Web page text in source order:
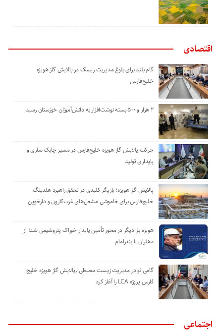
اقتصادی
گام بلند برای بلوغ مدیریت ریسک در پالایش گاز هویزه
خلیج‌فارس
۲ هزار و ۵۰۰ بسته نوشت‌افزار به دانش‌آموزان خوزستان رسید
حرکت پالایش گاز هویزه خلیج‌فارس در مسیر چابک سازی و
پایداری تولید
پالایش گاز هویزه؛ بازیگر کلیدی در تحقق راهبرد هلدینگ
خلیج‌فارس برای خاموشی مشعل‌های غرب‌کارون و دارخوین
هویزه بار دیگر در محور تأمین پایدار خوراک پتروشیمی شد؛ از
دهلران تا بندرامام
گامی نو در مدیریت زیست ‌محیطی ٫پالایش گاز هویزه خلیج
‌فارس پروژه LCA را آغاز کرد
اجتماعی